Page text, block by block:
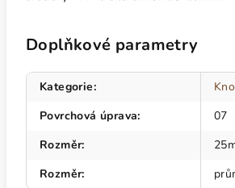
Doplňkové parametry
Kategorie:
Povrchová úprava:
07
Rozměr:
Rozměr: